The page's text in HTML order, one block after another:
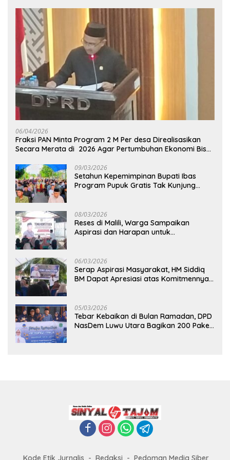
06/04/2026
Fraksi PAN Minta Program 2 M Per desa Direalisasikan
Secara Merata di 2026 Agar Pertumbuhan Ekonomi Bisa
09/03/2026
Setahun Kepemimpinan Bupati Ibas
Program Pupuk Gratis Tak Kunjung
08/03/2026
Reses di Malili, Warga Sampaikan
Aspirasi dan Harapan untuk
06/03/2026
Serap Aspirasi Masyarakat, HM Siddiq
BM Dapat Apresiasi atas Komitmennya
05/03/2026
Tebar Kebaikan di Bulan Ramadan, DPD
NasDem Luwu Utara Bagikan 200 Paket
Kode Etik Jurnalis Redaksi Pedoman Media Siber